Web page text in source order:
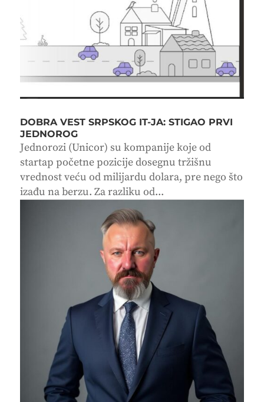
DOBRA VEST SRPSKOG IT-JA: STIGAO PRVI
JEDNOROG
Jednorozi (Unicor) su kompanije koje od
startap početne pozicije dosegnu tržišnu
vrednost veću od milijardu dolara, pre nego što
izađu na berzu. Za razliku od...